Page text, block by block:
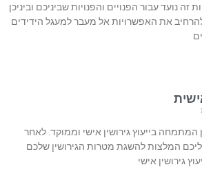
זה נועד עבור הפנויים והפנויות שביניכם וביניכן
את האפשרויות אל מעבר למעגל הידידים
גירושין המתמחה בייעוץ גירושין אישי וממוקד. לאחר
אליכם המלצות להשגת מטרות הגירושין שלכם
גירושין אישי